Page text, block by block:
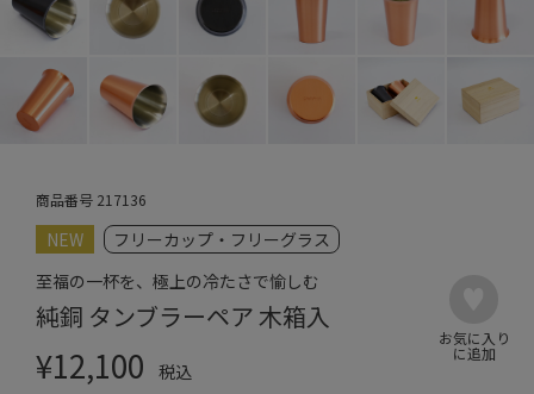
商品番号 217136
NEW
フリーカップ・フリーグラス
至福の一杯を、極上の冷たさで愉しむ
純銅 タンブラーペア 木箱入
¥12,100
税込